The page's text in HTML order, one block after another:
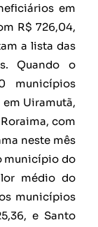
em
R$ 726,04,
a lista das
Quando o
municípios
Uiramutã,
com
neste mês
município do
médio do
municípios
e Santo